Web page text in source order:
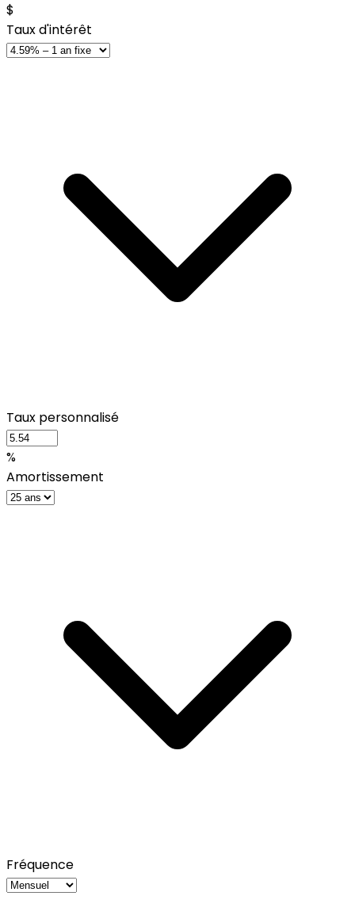
$
Taux d'intérêt
Taux personnalisé
%
Amortissement
Fréquence